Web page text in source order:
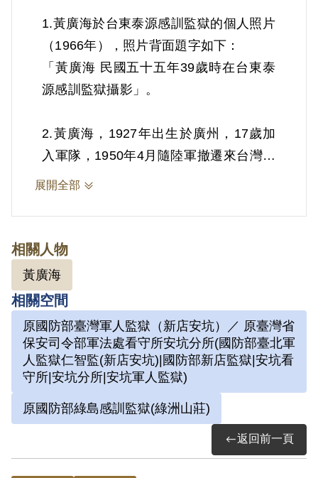
1.黃廣海於台東泰源感訓監獄的個人照片
（1966年），照片背面題字如下：
「黃廣海 民國五十五年39歲時在台東泰
源感訓監獄攝影」。
2.黃廣海，1927年出生於廣州，17歲加
入軍隊，1950年4月隨陸軍撤遷來台灣，
先被調往花蓮鳳林、台南，再被調往嘉義
會主義相關書籍。1954年7月，黃廣海因
在與朋友的書信中提到對中國國民黨政府
的批評而被逮捕，後於軍法處接受審判，
以「連續傳播不實之消息，足以動搖人
心」，判處無期徒刑，褫奪公權終身。黃
廣海1955年於安坑軍人監獄服刑，1961
年後移送至綠島新生訓導處、台東泰源感
訓監獄、綠島綠洲山莊，1975年7月14
日，因減刑條例獲得開釋。出獄後，黃廣
海因長達21年的刑期完全沒有接觸外界
社會，在台也沒有家眷，因而生活艱辛。
之後，黃廣海陸續推動老兵返鄉探親、政
展開全部
相關人物
黃廣海
相關空間
原國防部臺灣軍人監獄（新店安坑）／ 原臺灣省
保安司令部軍法處看守所安坑分所(國防部臺北軍
人監獄仁智監(新店安坑)|國防部新店監獄|安坑看
守所|安坑分所|安坑軍人監獄)
原國防部綠島感訓監獄(綠洲山莊)
返回前一頁